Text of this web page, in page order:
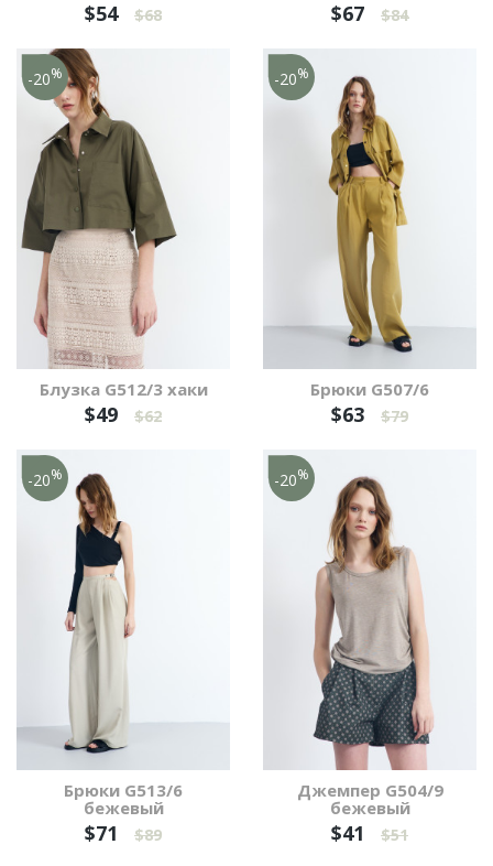
$54 $68 $67 $84
Блузка G512/3 хаки
$49 $62
-20%
Брюки G507/6
$63 $79
-20%
Брюки G513/6
бежевый
$71 $89
-20%
Джемпер G504/9
бежевый
$41 $51
-20%